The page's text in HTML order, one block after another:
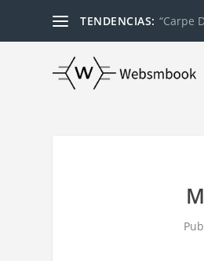
TENDENCIAS: “Carpe